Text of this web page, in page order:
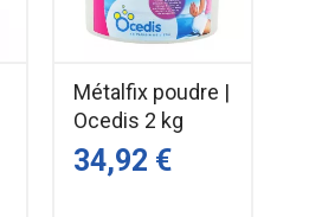
et magnésium.
Métalfix poudre |
Ocedis 2 kg
34,92 €